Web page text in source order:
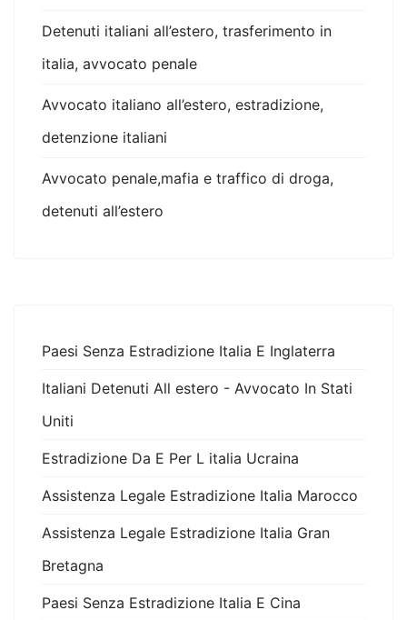
Detenuti italiani all’estero, trasferimento in
italia, avvocato penale
Avvocato italiano all’estero, estradizione,
detenzione italiani
Avvocato penale,mafia e traffico di droga,
detenuti all’estero
Paesi Senza Estradizione Italia E Inglaterra
Italiani Detenuti All estero - Avvocato In Stati
Uniti
Estradizione Da E Per L italia Ucraina
Assistenza Legale Estradizione Italia Marocco
Assistenza Legale Estradizione Italia Gran
Bretagna
Paesi Senza Estradizione Italia E Cina